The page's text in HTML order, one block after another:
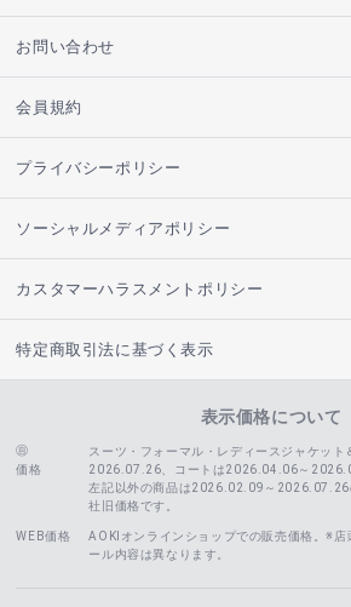
お問い合わせ
会員規約
プライバシーポリシー
ソーシャルメディアポリシー
カスタマーハラスメントポリシー
特定商取引法に基づく表示
表示価格について
価格
スーツ・フォーマル・レディースジャケッ
2026.07.26、コートは2026.04.06～
左記以外の商品は2026.02.09～2026.07.26
社旧価格です。
WEB価格
AOKIオンラインショップでの販売価格。※店
ール内容は異なります。